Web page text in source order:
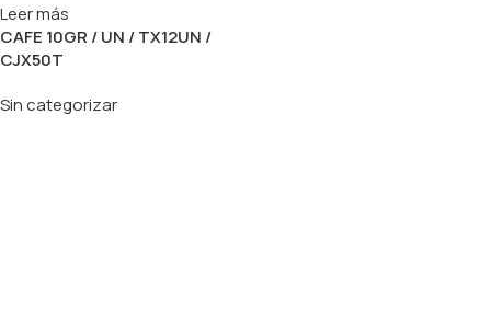
Leer más
CAFE 10GR / UN / TX12UN /
CJX50T
Sin categorizar